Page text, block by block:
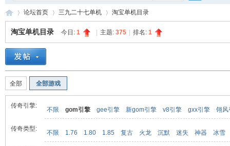
»
论坛首页 三九二十七单机 淘宝单机目录
淘宝单机目录 今日: 1 主题: 375 排名: 1
全部 全部游戏
传奇引擎:
不限 gom引擎 gee引擎 新gom引擎 v8引擎 gxx引擎 翎风
传奇类型:
不限 1.76 1.80 1.85 复古 火龙 沉默 迷失 神器 冰雪